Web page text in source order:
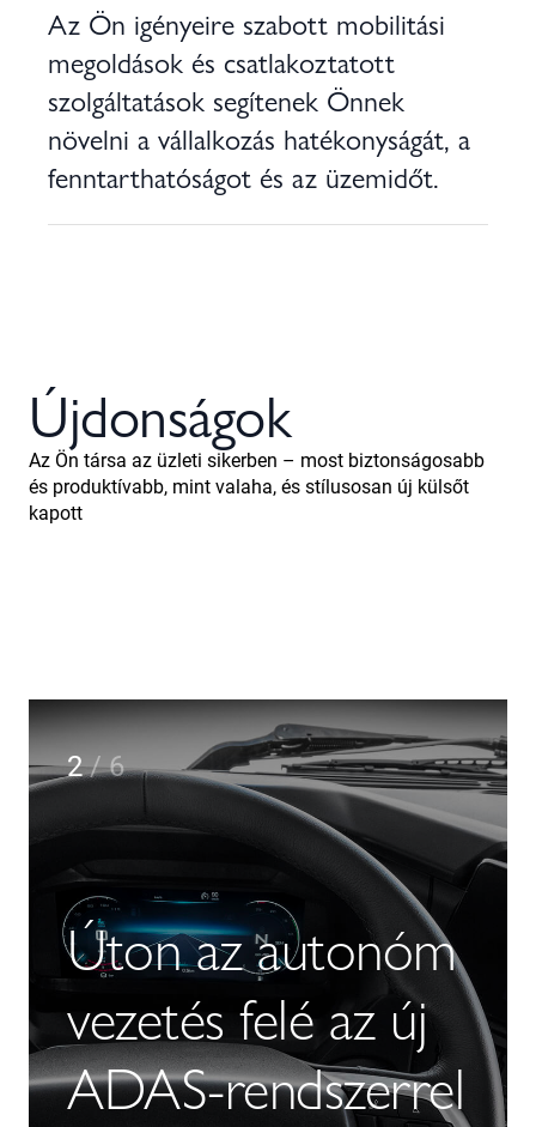
Az Ön igényeire szabott mobilitási
megoldások és csatlakoztatott
szolgáltatások segítenek Önnek
növelni a vállalkozás hatékonyságát, a
fenntarthatóságot és az üzemidőt.
Újdonságok
Az Ön társa az üzleti sikerben – most biztonságosabb
és produktívabb, mint valaha, és stílusosan új külsőt
kapott
Úton az autonóm
vezetés felé az új
ADAS-rendszerrel
2/6